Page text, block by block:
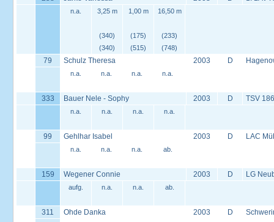
n.a. 3,25 m
(340)
(340)
1,00 m
(175)
(515)
16,50 m
(233)
(748)
79 Schulz Theresa 2003 D
n.a. n.a. n.a. n.a.
333 Bauer Nele - Sophy 2003 D TSV
n.a. n.a. n.a. n.a.
99 Gehlhar Isabel 2003 D LAC
n.a. n.a. n.a. ab.
159 Wegener Connie 2003 D LG
aufg. n.a. n.a. ab.
311 Ohde Danka 2003 D